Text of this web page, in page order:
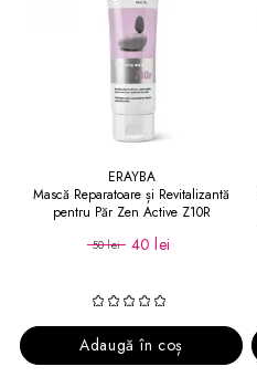
ERAYBA
Mască Reparatoare și Revitalizantă
pentru Păr Zen Active Z10R
50 lei 40 lei
Adaugă în coș